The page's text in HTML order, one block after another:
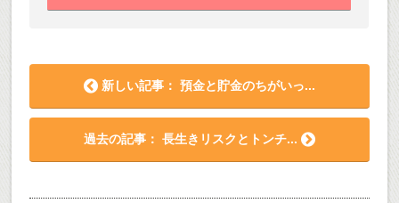
新しい記事： 預金と貯金のちがいっ...
過去の記事： 長生きリスクとトンチ...